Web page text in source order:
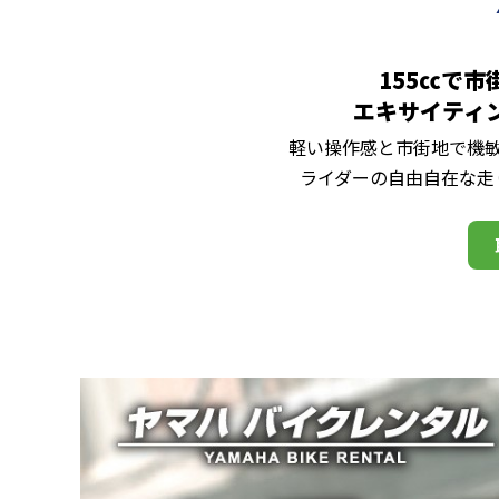
155㏄で市
エキサイティ
軽い操作感と市街地で機
ライダーの自由自在な